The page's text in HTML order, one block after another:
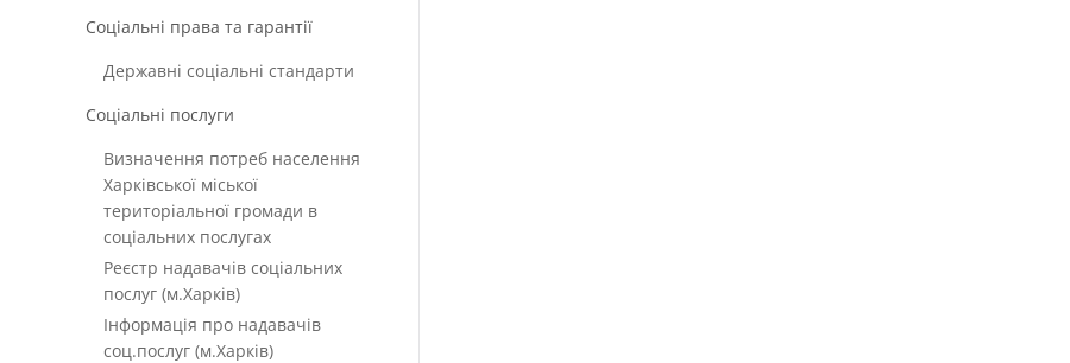
Соціальні права та гарантії
Державні соціальні стандарти
Соціальні послуги
Визначення потреб населення
Харківської міської
територіальної громади в
соціальних послугах
Реєстр надавачів соціальних
послуг (м.Харків)
Інформація про надавачів
соц.послуг (м.Харків)